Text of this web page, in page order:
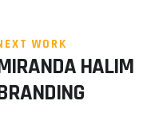
WORK
HALIM